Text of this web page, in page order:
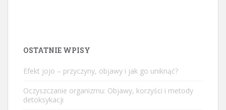
OSTATNIE WPISY
Efekt jojo – przyczyny, objawy i jak go uniknąć?
Oczyszczanie organizmu: Objawy, korzyści i metody
detoksykacji